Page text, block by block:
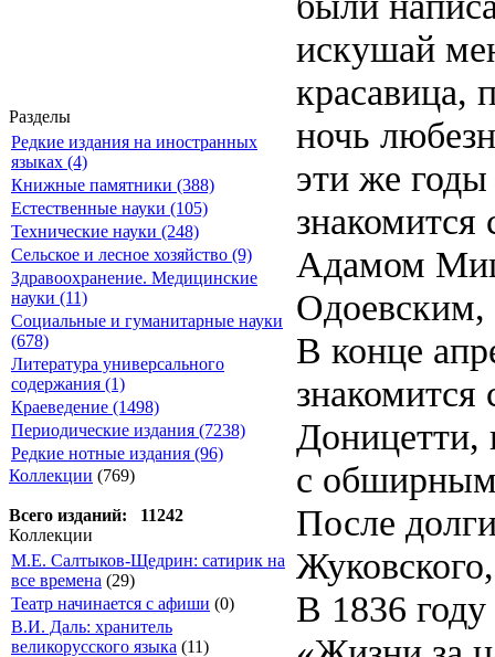
Разделы
Редкие издания на иностранных
языках (4)
Книжные памятники (388)
Естественные науки (105)
Технические науки (248)
Сельское и лесное хозяйство (9)
Здравоохранение. Медицинские
науки (11)
Социальные и гуманитарные науки
(678)
Литература универсального
содержания (1)
Краеведение (1498)
Периодические издания (7238)
Редкие нотные издания (96)
Коллекции (769)
Всего изданий: 11242
Коллекции
М.Е. Салтыков-Щедрин: сатирик на
все времена (29)
Театр начинается с афиши (0)
В.И. Даль: хранитель
великорусского языка (11)
искушай
красавица,
ночь
эти же
Адамом
Одоевским,
В конце
Доницетти,
с
После
В 1836